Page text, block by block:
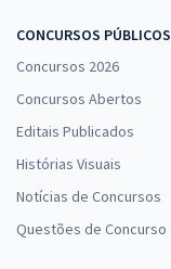
CONCURSOS PÚBLICOS
Concursos 2026
Concursos Abertos
Editais Publicados
Histórias Visuais
Notícias de Concursos
Questões de Concurso